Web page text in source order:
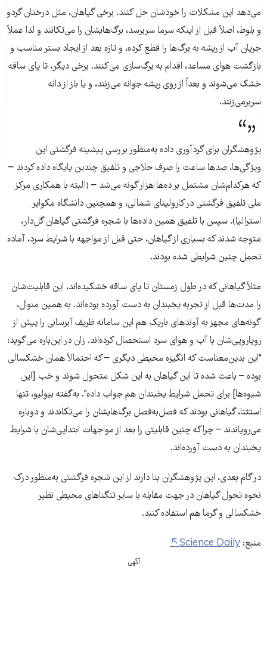
می‌دهد این مشکلات را خودشان حل کنند. برخی گیاهان، مثل درختان گردو
و بلوط، اصلاً قبل از اینکه سرما سربرسد، برگ‌هایشان را می‌تکانند و لذا عملاً
جریان آب از ریشه به برگ‌ها را قطع کرده، و تازه بعد از ایجاد بستر مناسب و
بازگشت هوای مساعد، اقدام به برگ‌سازی می‌کنند. برخی دیگر، تا پای ساقه
خشک می‌شوند و بعداً از روی ریشه جوانه می‌زنند، و یا باز از دانه
سربرمی‌زنند.
پژوهشگران برای گردآوری داده به‌منظور بررسی پیشینه فرگشتی این
ویژگی‌ها، صدها ساعت را صرف حلاجی و تلفیق چندین پایگاه داده کردند –
که هرکدام‌شان مشتمل بر ده‌ها هزار گونه می‌شد – (البته با همکاری مرکز
ملی تلفیق فرگشتی در کارولینای شمالی، و همچنین دانشگاه مکوایر
استرالیا). سپس با تلفیق همین داده‌ها با شجره فرگشتی گیاهان گل‌دار،
متوجه شدند که بسیاری از گیاهان، حتی قبل از مواجهه با شرایط سرد، آماده
تحمل چنین شرایطی شده‌ بودند.
مثلاً گیاهانی که در طول زمستان تا پای ساقه خشکیده‌اند، این قابلیت‌شان
را مدت‌ها قبل از تجربه یخبندان به دست آورده‌ بوده‌اند. به همین منوال،
گونه‌های مجهز به آوندهای باریک هم این سامانه ظریف آبرسانی را پیش از
رویارویی‌شان با آب و هوای سرد استحصال کرده‌اند. زان در این‌باره می‌گوید:
"این بدین‌معناست که انگیزه محیطی دیگری – که احتمالاً همان خشکسالی
بوده – باعث شده تا این گیاهان به این شکل متحول شوند و خب [این
شیوه‌ها] برای تحمل شرایط یخبندان هم جواب داده". به‌گفته بیولیو، تنها
استثنا، گیاهانی بودند که فصل‌به‌فصل برگ‌هایشان را می‌تکاندند و دوباره
می‌رویاندند – چراکه چنین قابلیتی را بعد از مواجهات ابتدایی‌شان با شرایط
یخبندان به دست آورده‌اند.
در گام بعدی، این پژوهشگران بنا دارند از این شجره فرگشتی‌ به‌منظور درک
نحوه تحول گیاهان در جهت مقابله با سایر تنگناهای محیطی نظیر
خشکسالی و گرما هم استفاده کنند.
منبع: Science Daily
آگهی